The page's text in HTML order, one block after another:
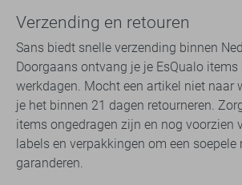
Verzending en retouren
Sans biedt snelle verzending binnen
Doorgaans ontvang je je EsQualo items
werkdagen. Mocht een artikel niet naar
je het binnen 21 dagen retourneren.
items ongedragen zijn en nog voorzien
labels en verpakkingen om een soepele
garanderen.